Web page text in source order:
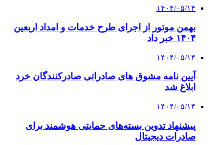
۱۴۰۴/۰۵/۱۴
بهمن موتور از اجرای طرح خدمات و امداد اربعین
۱۴۰۴ خبر داد
۱۴۰۴/۰۵/۱۴
آیین نامه مشوق های صادراتی صادرکنندگان خرد
ابلاغ شد
۱۴۰۴/۰۵/۱۴
پیشنهاد تدوین بسته‌های حمایتی هوشمند برای
صادرات دیجیتال